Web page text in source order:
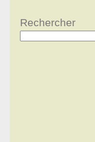
Rechercher